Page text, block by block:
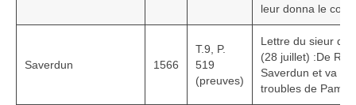
leur donna le
Saverdun 1566
T.9, P.
519
(preuves)
Lettre du sieur de
(28 juillet) :De
Saverdun et va au
troubles de